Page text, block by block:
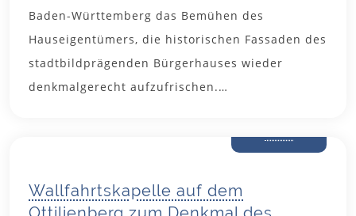
Baden-Württemberg das Bemühen des
Hauseigentümers, die historischen Fassaden des
stadtbildprägenden Bürgerhauses wieder
denkmalgerecht aufzufrischen.…
Wallfahrtskapelle auf dem